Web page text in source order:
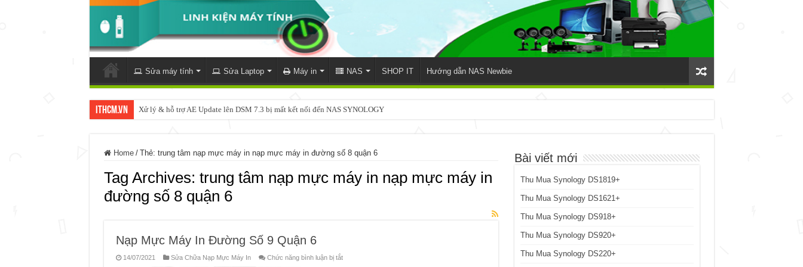
Sửa máy tính Sửa Laptop Máy in NAS SHOP IT Hướng dẫn NAS Newbie
ItHCM.VN Xử lý & hỗ trợ AE Update lên DSM 7.3 bị mất kết nối đến NAS SYNOLOGY
Home / Thẻ: trung tâm nạp mực máy in nạp mực máy in đường số 8 quận 6
Tag Archives: trung tâm nạp mực máy in nạp mực máy in
đường số 8 quận 6
Nạp Mực Máy In Đường Số 9 Quận 6
14/07/2021 Sửa Chữa Nạp Mực Máy In Chức năng bình luận bị tắtở
Bài viết mới
Thu Mua Synology DS1819+
Thu Mua Synology DS1621+
Thu Mua Synology DS918+
Thu Mua Synology DS920+
Thu Mua Synology DS220+